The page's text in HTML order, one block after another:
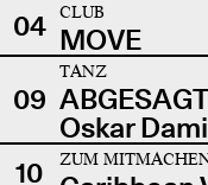
04
CLUB
MOVE
09
TANZ
Oskar
10
ZUM